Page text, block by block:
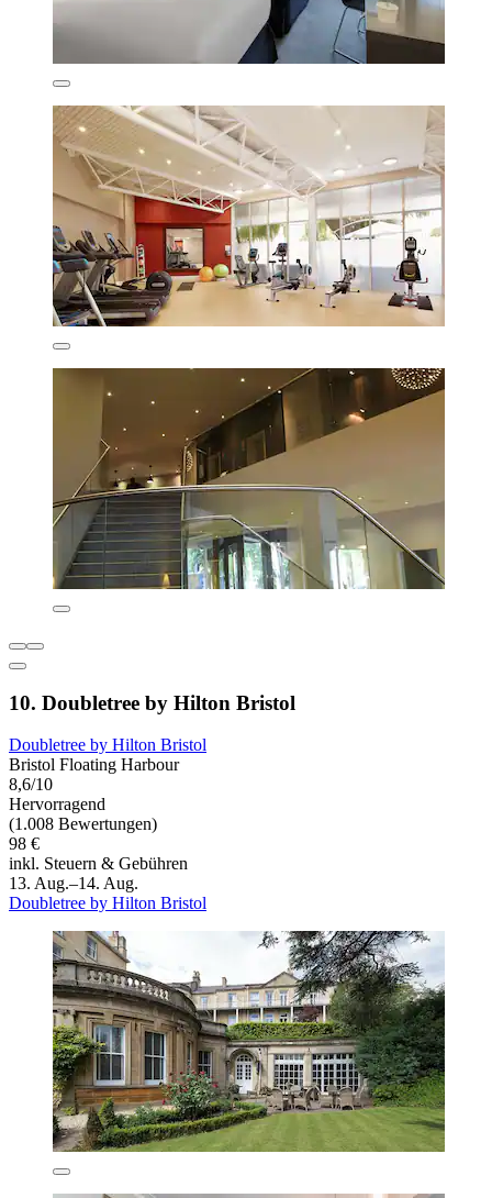
10. Doubletree by Hilton Bristol
Doubletree by Hilton Bristol
Bristol Floating Harbour
8,6/10
Hervorragend
(1.008 Bewertungen)
98 €
inkl. Steuern & Gebühren
13. Aug.–14. Aug.
Doubletree by Hilton Bristol